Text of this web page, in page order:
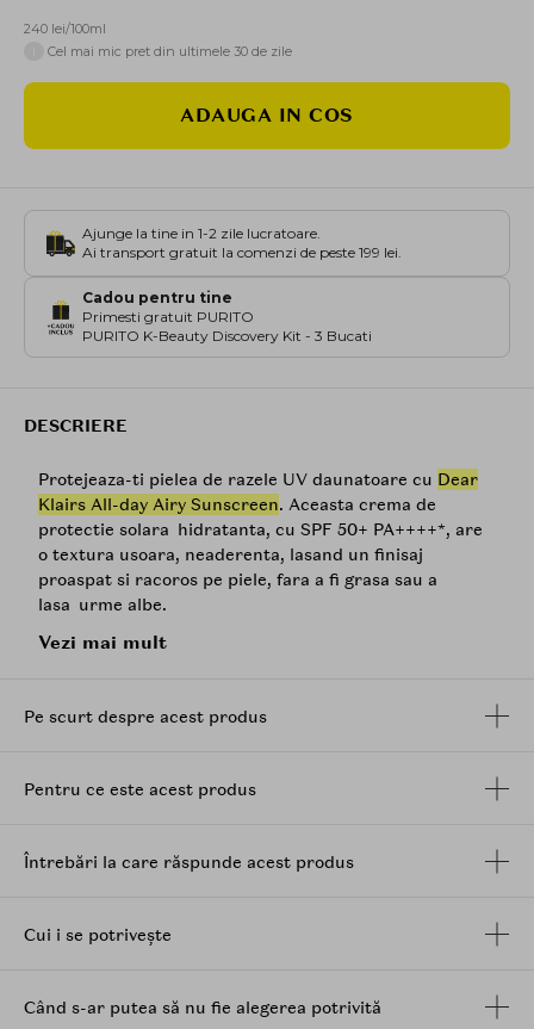
240 lei/100ml
Cel mai mic pret din ultimele 30 de zile
ADAUGA IN COS
Ajunge la tine in 1-2 zile lucratoare.
Ai transport gratuit la comenzi de peste 199 lei.
Cadou pentru tine
Primesti gratuit PURITO
PURITO K-Beauty Discovery Kit - 3 Bucati
DESCRIERE
Protejeaza-ti pielea de razele UV daunatoare cu Dear
Klairs All-day Airy Sunscreen. Aceasta crema de
protectie solara hidratanta, cu SPF 50+ PA++++*, are
o textura usoara, neaderenta, lasand un finisaj
proaspat si racoros pe piele, fara a fi grasa sau a
lasa urme albe.
Protectia solara este formulata cu ingrediente blande
chiar si sub machiaj si se absoarbe rapid in piele.
in acelasi timp inflamatiile. Pantenolul ajuta la
ofera proprietati antiinflamatorii, antimicrobiene,
Nu contine coloranti artificiali, uleiuri esentiale si
*Pentru a asigura siguranta si calitatea produsului,
Klairs a efectuat teste KFDA si ISO la 3 institutii de
Vezi mai mult
Pe scurt despre acest produs
Pentru ce este acest produs
Întrebări la care răspunde acest produs
Cui i se potrivește
Când s-ar putea să nu fie alegerea potrivită